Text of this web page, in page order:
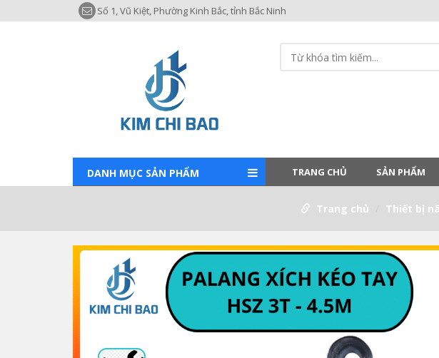
Số 1, Vũ Kiệt, Phường Kinh Bắc, tỉnh Bắc Ninh
DANH MỤC SẢN PHẨM TRANG CHỦ SẢN PHẨM
Trang chủ Thiết bị